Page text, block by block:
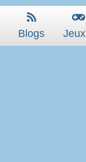
Blogs Jeux